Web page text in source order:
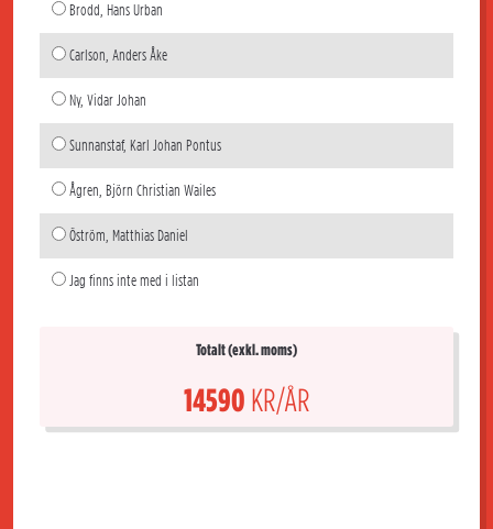
Brodd, Hans Urban
Carlson, Anders Åke
Ny, Vidar Johan
Sunnanstaf, Karl Johan Pontus
Ågren, Björn Christian Wailes
Öström, Matthias Daniel
Jag finns inte med i listan
Totalt (exkl. moms)
14590 KR/ÅR